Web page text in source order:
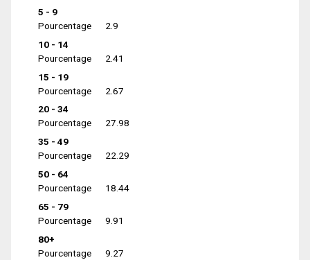
5 - 9
Pourcentage
2.9
10 - 14
Pourcentage
2.41
15 - 19
Pourcentage
2.67
20 - 34
Pourcentage
27.98
35 - 49
Pourcentage
22.29
50 - 64
Pourcentage
18.44
65 - 79
Pourcentage
9.91
80+
Pourcentage
9.27